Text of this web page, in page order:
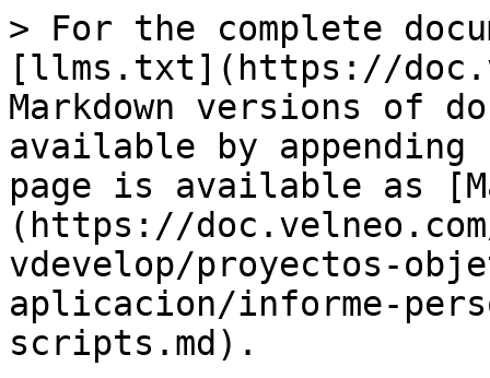
> For the complete
[llms.txt](https://
Markdown versions of
available by
page is available as
(https://
vdevelop/proyectos-
aplicacion/informe-
scripts.md).